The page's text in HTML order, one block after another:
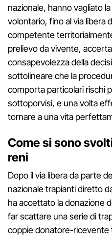
nazionale, hanno vagliato
volontario, fino al via libera
competente
prelievo da vivente,
consapevolezza della
sottolineare che la
comporta particolari rischi
sottoporvisi, e una volta
tornare a una vita
Come si sono
reni
Dopo il via libera da parte
nazionale trapianti diretto
ha accettato la donazione
far scattare una serie di
coppie donatore-ricevente